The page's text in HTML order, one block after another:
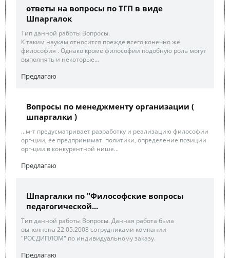
ответы на вопросы по ТГП в виде
Шпаргалок
Тип данной работы Вопросы.
К таким наукам относится прежде всего конечно же
философия . Однако кроме философии подобную роль могут
выполнять и некоторые...
Предлагаю
Вопросы по менеджменту организации (
шпаргалки )
...м-т предусматривает разработку и реализацию философии
орг-ции, ее предпринимат. политики, определение позиции
орг-ции в конкурентной нише...
Предлагаю
Шпаргалки по "Философские вопросы
педагогической...
Тип данной работы Вопросы. Данная работа была
выполнена 22.05.2008 сотрудниками компании
"РОСДИПЛОМ" по индивидуальному заказу.
Предлагаю